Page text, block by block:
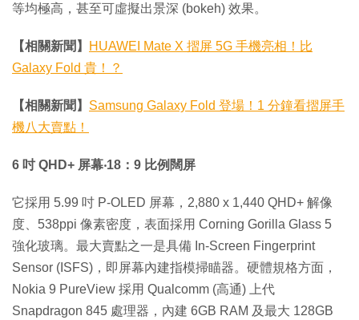
等均極高，甚至可虛擬出景深 (bokeh) 效果。
【相關新聞】
HUAWEI Mate X 摺屏 5G 手機亮相！比
Galaxy Fold 貴！？
【相關新聞】 Samsung Galaxy Fold 登場！1 分鐘看摺屏手
機八大賣點！
6 吋 QHD+ 屏幕‧18：9 比例闊屏
它採用 5.99 吋 P-OLED 屏幕，2,880 x 1,440 QHD+ 解像
度、538ppi 像素密度，表面採用 Corning Gorilla Glass 5
強化玻璃。最大賣點之一是具備 In-Screen Fingerprint
Sensor (ISFS)，即屏幕內建指模掃瞄器。硬體規格方面，
Nokia 9 PureView 採用 Qualcomm (高通) 上代
Snapdragon 845 處理器，內建 6GB RAM 及最大 128GB